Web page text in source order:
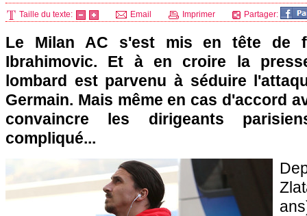
Taille du texte: Email Imprimer Partager:
Le Milan AC s'est mis en tête de
Ibrahimovic. Et à en croire la
lombard est parvenu à séduire
Germain. Mais même en cas d'accord
convaincre les dirigeants
compliqué...